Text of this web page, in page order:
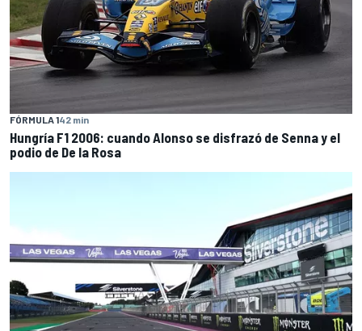
FÓRMULA 142 min
Hungría F1 2006: cuando Alonso se disfrazó de Senna y el
podio de De la Rosa